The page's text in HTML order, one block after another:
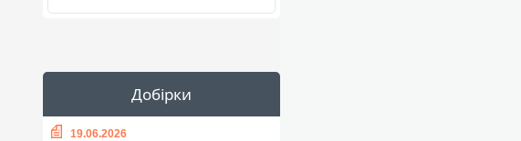
Добірки
19.06.2026